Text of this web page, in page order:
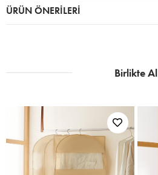
ÜRÜN ÖNERILERI
Birlikte Al